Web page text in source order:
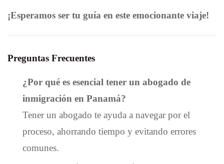
¡Esperamos ser tu guía en este emocionante viaje!
Preguntas Frecuentes
¿Por qué es esencial tener un abogado de
inmigración en Panamá?
Tener un abogado te ayuda a navegar por el
proceso, ahorrando tiempo y evitando errores
comunes.